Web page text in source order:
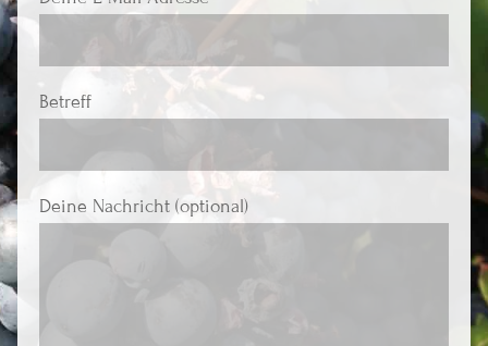
Betreff
Deine Nachricht (optional)